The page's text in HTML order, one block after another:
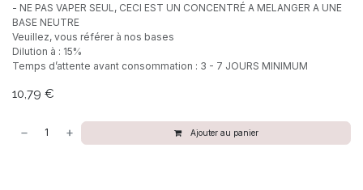
- NE PAS VAPER SEUL, CECI EST UN CONCENTRÉ A MELANGER A UNE
BASE NEUTRE
Veuillez, vous référer à nos bases
Dilution à : 15%
Temps d’attente avant consommation : 3 - 7 JOURS MINIMUM
10,79 €
Ajouter au panier